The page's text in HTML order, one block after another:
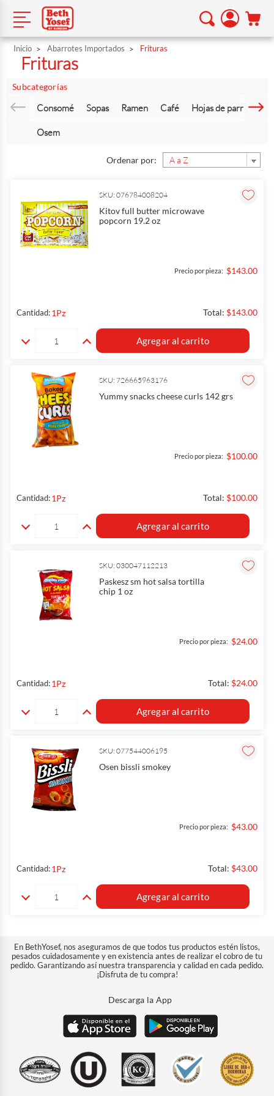
Inicio Abarrotes Importados Frituras
Frituras
Subcategorías
Consomé Sopas Ramen Café Hojas de parra
Osem
Ordenar por:
SKU: 076784008204
Kitov full butter microwave
popcorn 19.2 oz
Precio por pieza: $143.00
Cantidad: 1Pz Total: $143.00
Agregar al carrito
SKU: 726665963176
Yummy snacks cheese curls 142 grs
Precio por pieza: $100.00
Cantidad: 1Pz Total: $100.00
Agregar al carrito
SKU: 030047112213
Paskesz sm hot salsa tortilla
chip 1 oz
Precio por pieza: $24.00
Cantidad: 1Pz Total: $24.00
Agregar al carrito
SKU: 077544006195
Osen bissli smokey
Precio por pieza: $43.00
Cantidad: 1Pz Total: $43.00
Agregar al carrito
En BethYosef, nos aseguramos de que todos tus productos estén listos,
pesados cuidadosamente y en existencia antes de realizar el cobro de tu
pedido. Garantizando así nuestra transparencia y calidad en cada pedido.
¡Disfruta de tu compra!
Descarga la App